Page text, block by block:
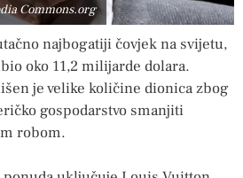
Commons.org
najbogatiji čovjek na svijetu,
oko 11,2 milijarde dolara.
je velike količine dionica zbog
gospodarstvo smanjiti
robom.